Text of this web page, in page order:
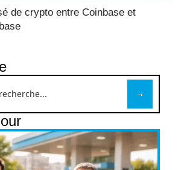
de crypto entre Coinbase et